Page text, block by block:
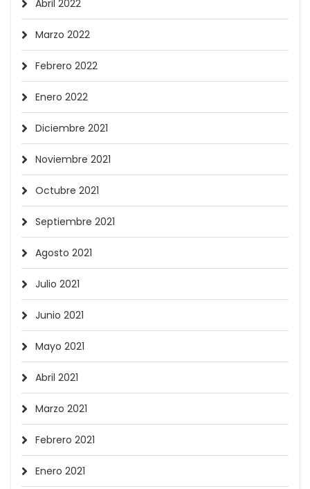
Abril 2022
Marzo 2022
Febrero 2022
Enero 2022
Diciembre 2021
Noviembre 2021
Octubre 2021
Septiembre 2021
Agosto 2021
Julio 2021
Junio 2021
Mayo 2021
Abril 2021
Marzo 2021
Febrero 2021
Enero 2021